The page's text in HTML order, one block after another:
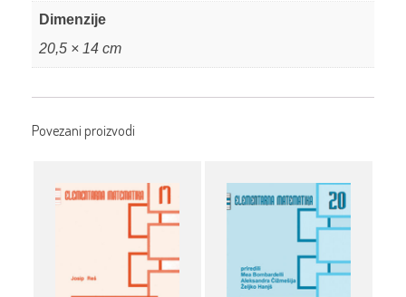
Dimenzije
20,5 × 14 cm
Povezani proizvodi